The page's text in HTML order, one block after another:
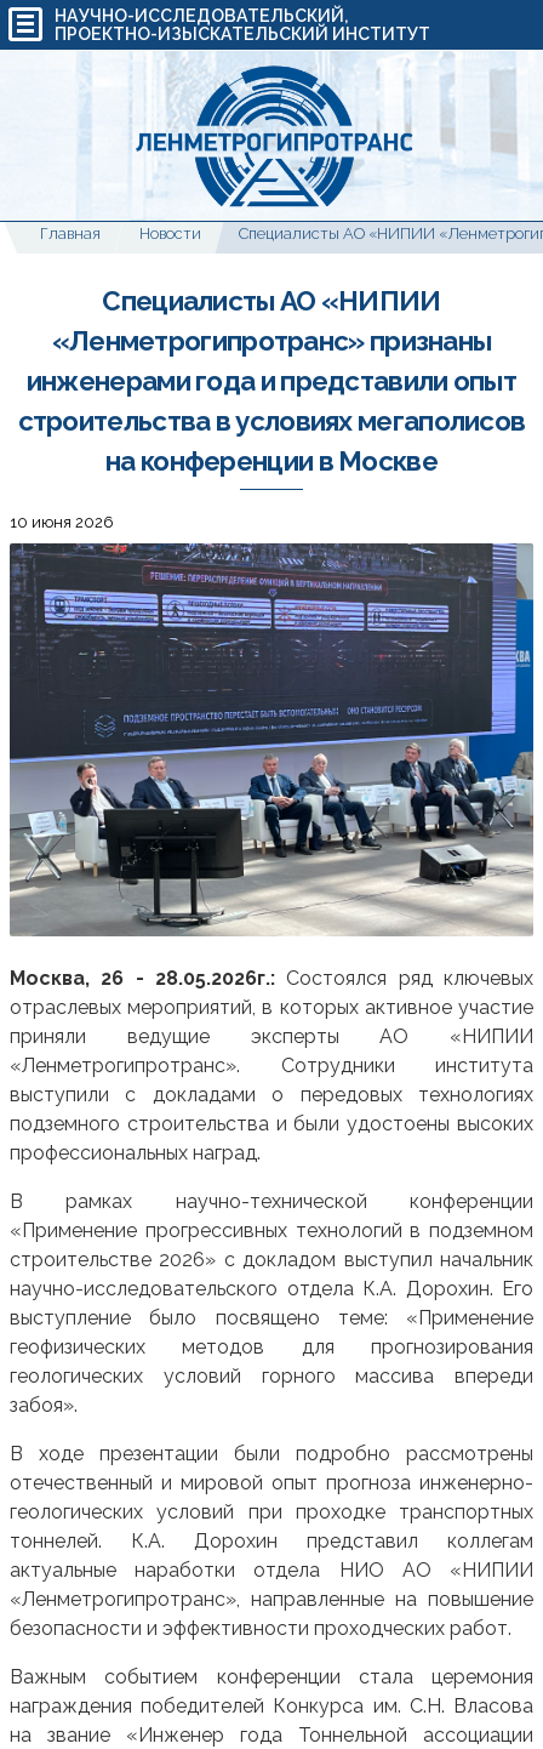
НАУЧНО-ИССЛЕДОВАТЕЛЬСКИЙ,
ПРОЕКТНО-ИЗЫСКАТЕЛЬСКИЙ ИНСТИТУТ
Главная Новости
Специалисты АО «НИПИИ
«Ленметрогипротранс» признаны
инженерами года и представили опыт
строительства в условиях мегаполисов
на конференции в Москве
10 июня 2026
Москва, 26 - 28.05.2026г.: Состоялся ряд ключевых
отраслевых мероприятий, в которых активное участие
приняли ведущие эксперты АО «НИПИИ
«Ленметрогипротранс». Сотрудники института
выступили с докладами о передовых технологиях
подземного строительства и были удостоены высоких
профессиональных наград.
В рамках научно-технической конференции
«Применение прогрессивных технологий в подземном
строительстве 2026» с докладом выступил начальник
научно-исследовательского отдела К.А. Дорохин. Его
выступление было посвящено теме: «Применение
геофизических методов для прогнозирования
геологических условий горного массива впереди
забоя».
В ходе презентации были подробно рассмотрены
отечественный и мировой опыт прогноза инженерно-
геологических условий при проходке транспортных
тоннелей. К.А. Дорохин представил коллегам
актуальные наработки отдела НИО АО «НИПИИ
«Ленметрогипротранс», направленные на повышение
безопасности и эффективности проходческих работ.
Важным событием конференции стала церемония
награждения победителей Конкурса им. С.Н. Власова
на звание «Инженер года Тоннельной ассоциации